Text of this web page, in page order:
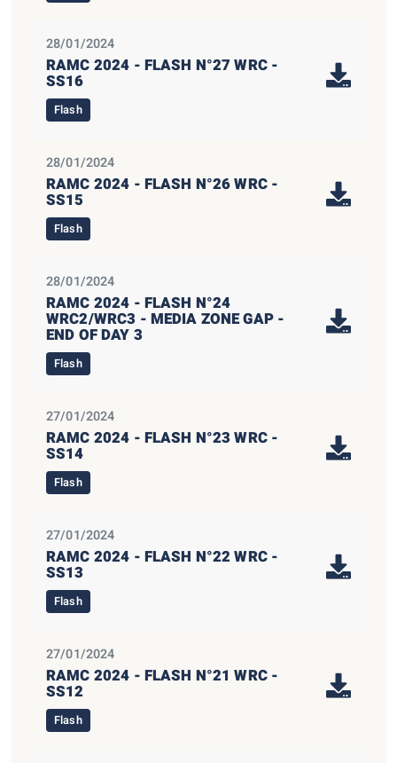
28/01/2024
RAMC 2024 - FLASH N°27 WRC -
SS16
Flash
28/01/2024
RAMC 2024 - FLASH N°26 WRC -
SS15
Flash
28/01/2024
RAMC 2024 - FLASH N°24
WRC2/WRC3 - MEDIA ZONE GAP -
END OF DAY 3
Flash
27/01/2024
RAMC 2024 - FLASH N°23 WRC -
SS14
Flash
27/01/2024
RAMC 2024 - FLASH N°22 WRC -
SS13
Flash
27/01/2024
RAMC 2024 - FLASH N°21 WRC -
SS12
Flash